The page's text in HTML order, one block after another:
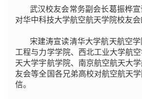
武汉校友会常务副会长葛振桦
对华中科技大学航空航天学院校友会
宋建涛宣读清华大学航天航空
工程与力学学院、西北工业大学航
天大学宇航学院、南京航空航天大
友会等全国各兄弟高校对航空航天
信。